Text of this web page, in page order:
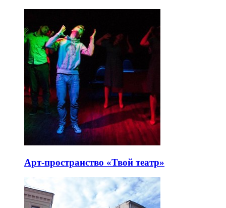
Арт-пространство «Твой театр»